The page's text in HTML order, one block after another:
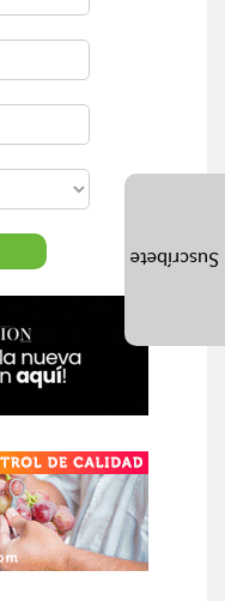
Suscríbete